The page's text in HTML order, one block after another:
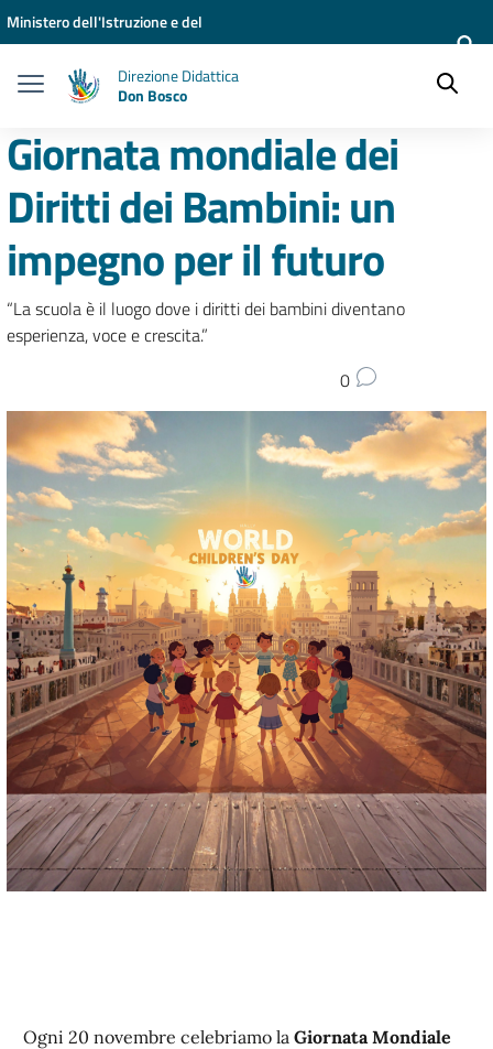
Vai ai contenuti
Vai al menu di navigazione
Vai al footer
Ministero dell'Istruzione e del
Direzione Didattica
Don Bosco
Giornata mondiale dei
Diritti dei Bambini: un
impegno per il futuro
“La scuola è il luogo dove i diritti dei bambini diventano
esperienza, voce e crescita.”
0
Ogni 20 novembre celebriamo la Giornata Mondiale